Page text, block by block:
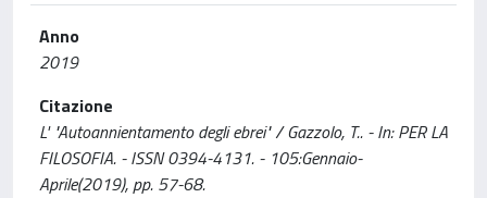
Anno
2019
Citazione
L' "Autoannientamento degli ebrei" / Gazzolo, T.. - In: PER LA
FILOSOFIA. - ISSN 0394-4131. - 105:Gennaio-
Aprile(2019), pp. 57-68.